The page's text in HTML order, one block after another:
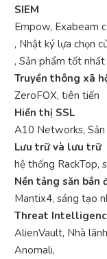
SIEM
Empow, Exabeam
, Nhật ký lựa chọn
, Sản phẩm tốt nhất
Truyền thông xã
ZeroFOX, tiên tiến
Hiển thị SSL
A10 Networks,
Lưu trữ và lưu trữ
hệ thống RackTop,
Nền tảng săn bắn
Mantix4, sáng tạo
Threat
AlienVault, Nhà
Anomali,